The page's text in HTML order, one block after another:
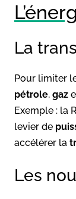
La
Pour limiter
pétrole, gaz
Exemple : la
levier de
accélérer la
Les